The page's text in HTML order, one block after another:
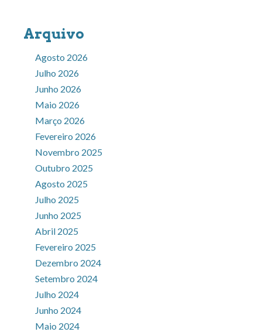
Arquivo
Agosto 2026
Julho 2026
Junho 2026
Maio 2026
Março 2026
Fevereiro 2026
Novembro 2025
Outubro 2025
Agosto 2025
Julho 2025
Junho 2025
Abril 2025
Fevereiro 2025
Dezembro 2024
Setembro 2024
Julho 2024
Junho 2024
Maio 2024